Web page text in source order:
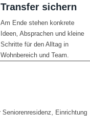
Transfer sichern
Am Ende stehen konkrete
Ideen, Absprachen und kleine
Schritte für den Alltag in
Wohnbereich und Team.
Seniorenresidenz, Einrichtung